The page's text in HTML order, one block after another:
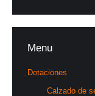
Menu
Dotaciones
Calzado de